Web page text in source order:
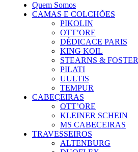
Quem Somos
CAMAS E COLCHÕES
PIKOLIN
OTT’ORE
DÉDICACE PARIS
KING KOIL
STEARNS & FOSTER
PILATI
UULTIS
TEMPUR
CABEÇEIRAS
OTT’ORE
KLEINER SCHEIN
MS CABECEIRAS
TRAVESSEIROS
ALTENBURG